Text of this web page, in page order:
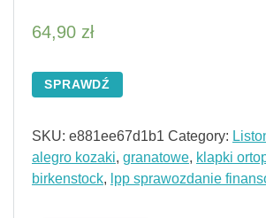
64,90 zł
SPRAWDŹ
SKU: e881ee67d1b1 Category:
alegro kozaki, granatowe, klapki
birkenstock, lpp sprawozdanie